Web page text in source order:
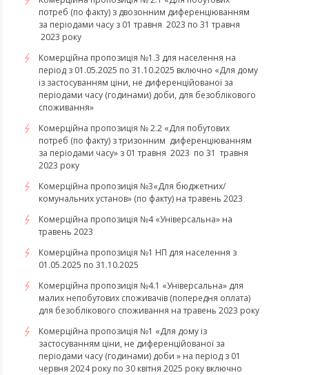
потреб (по факту) з двозонним диференціюванням
за періодами часу з 01 травня 2023 по 31 травня
2023 року
Комерційна пропозиція №1.3 для населення на
період з 01.05.2025 по 31.10.2025 включно «Для дому
із застосуванням ціни, не диференційованої за
періодами часу (годинами) доби, для безоблікового
споживання»
Комерційна пропозиція № 2.2 «Для побутових
потреб (по факту) з тризонним диференціюванням
за періодами часу» з 01 травня 2023 по 31 травня
2023 року
​​​​​​​Комерційна пропозиція №3«Для бюджетних/
комунальних установ» (по факту) на травень 2023
Комерційна пропозиція №4 «Універсальна» на
травень 2023
Комерційна пропозиція №1 НП для населення з
01.05.2025 по 31.10.2025
Комерційна пропозиція №4.1 «Універсальна» для
малих непобутових споживачів (попередня оплата)
для безоблікового споживання на травень 2023 року
Комерційна пропозиція №1 «Для дому із
застосуванням ціни, не диференційованої за
періодами часу (годинами) доби » на період з 01
червня 2024 року по 30 квітня 2025 року включно